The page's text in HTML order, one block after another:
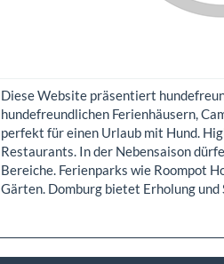
Diese Website präsentiert
hundefreundlichen Ferienhäusern,
perfekt für einen Urlaub mit Hund.
Restaurants. In der Nebensaison
Bereiche. Ferienparks wie Roompot
Gärten. Domburg bietet Erholung